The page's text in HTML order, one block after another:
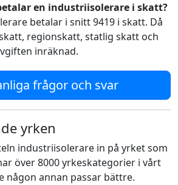
en industriisolerare i skatt?
betalar i snitt 9419 i skatt. Då
regionskatt, statlig skatt och
inräknad.
frågor och svar
yrken
industriisolerare in på yrket som
över 8000 yrkeskategorier i vårt
någon annan passar bättre.